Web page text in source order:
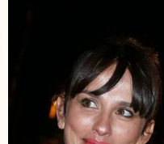
arrivant à la
cérémonie des NRJ
Music Awards 2014 qui
s'est tenue au Palais
des Festivals à Cannes,
France, le 14 décembre